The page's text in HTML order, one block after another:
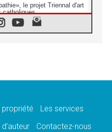
le projet Triennal d'art
catholiques
la parole aux religieuses
et mémoire nationale
propriété
Les services
Contactez-nous